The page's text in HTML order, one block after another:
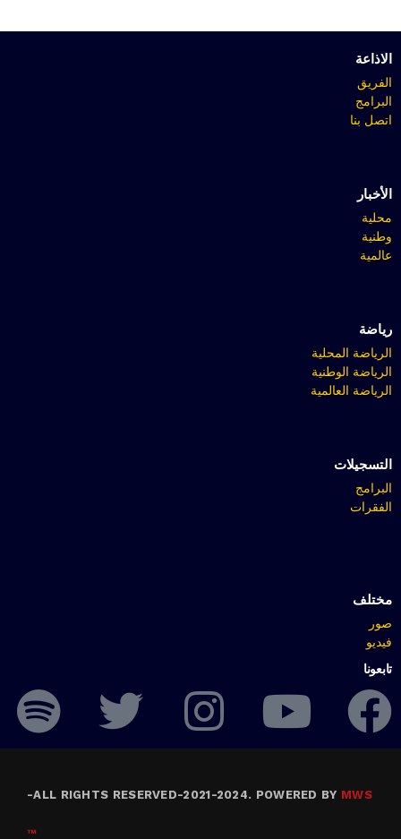
الاذاعة
الفريق
البرامج
اتصل بنا
الأخبار
محلية
وطنية
عالمية
رياضة
الرياضة المحلية
الرياضة الوطنية
الرياضة العالمية
التسجيلات
البرامج
الفقرات
مختلف
صور
فيديو
تابعونا
ALL RIGHTS RESERVED-2021-2024. POWERED BY MWS
-
™